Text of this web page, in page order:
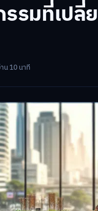
รมที่เปลี่
น 10 นาที